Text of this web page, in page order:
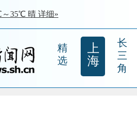
精
选
上
海
长
三
角